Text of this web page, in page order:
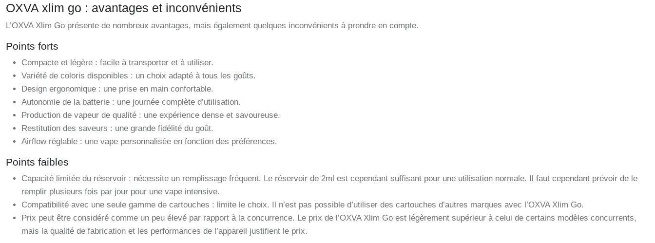
OXVA xlim go : avantages et inconvénients
L’OXVA Xlim Go présente de nombreux avantages, mais également quelques inconvénients à prendre en compte.
Points forts
Compacte et légère : facile à transporter et à utiliser.
Variété de coloris disponibles : un choix adapté à tous les goûts.
Design ergonomique : une prise en main confortable.
Autonomie de la batterie : une journée complète d’utilisation.
Production de vapeur de qualité : une expérience dense et savoureuse.
Restitution des saveurs : une grande fidélité du goût.
Airflow réglable : une vape personnalisée en fonction des préférences.
Points faibles
Capacité limitée du réservoir : nécessite un remplissage fréquent. Le réservoir de 2ml est cependant suffisant pour une utilisation normale. Il faut cependant prévoir de le
remplir plusieurs fois par jour pour une vape intensive.
Compatibilité avec une seule gamme de cartouches : limite le choix. Il n’est pas possible d’utiliser des cartouches d’autres marques avec l’OXVA Xlim Go.
Prix peut être considéré comme un peu élevé par rapport à la concurrence. Le prix de l’OXVA Xlim Go est légèrement supérieur à celui de certains modèles concurrents,
mais la qualité de fabrication et les performances de l’appareil justifient le prix.